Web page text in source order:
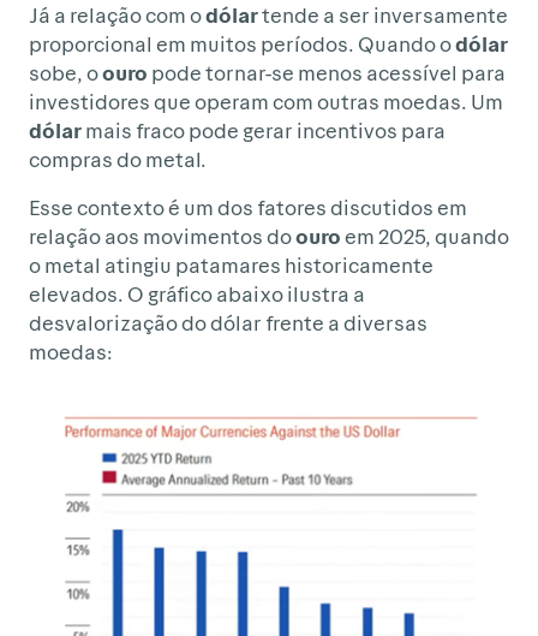
Já a relação com odólartende a ser inversamente
proporcional em muitos períodos. Quando odólar
sobe, oouro pode tornar-se menos acessível para
investidores que operam com outras moedas. Um
dólarmais fraco pode gerar incentivos para
compras do metal.
Esse contexto é um dos fatores discutidos em
relação aos movimentos doouroem 2025, quando
o metal atingiu patamares historicamente
elevados. O gráfico abaixo ilustra a
desvalorização do dólar frente a diversas
moedas: